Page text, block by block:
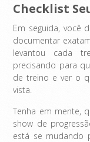
Checklist
Em seguida, você
documentar
levantou cada
precisando para
de treino e ver o
vista.
Tenha em mente,
show de
está se mudando